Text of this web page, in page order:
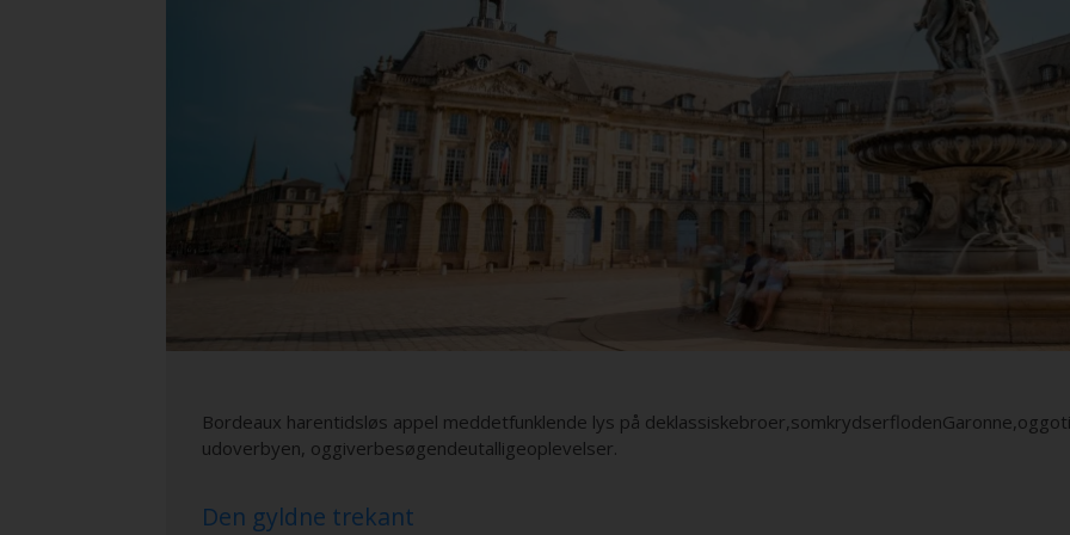
Bordeaux harentidsløs appel meddetfunklende lys på
udoverbyen, oggiverbesøgendeutalligeoplevelser.
Den gyldne trekant